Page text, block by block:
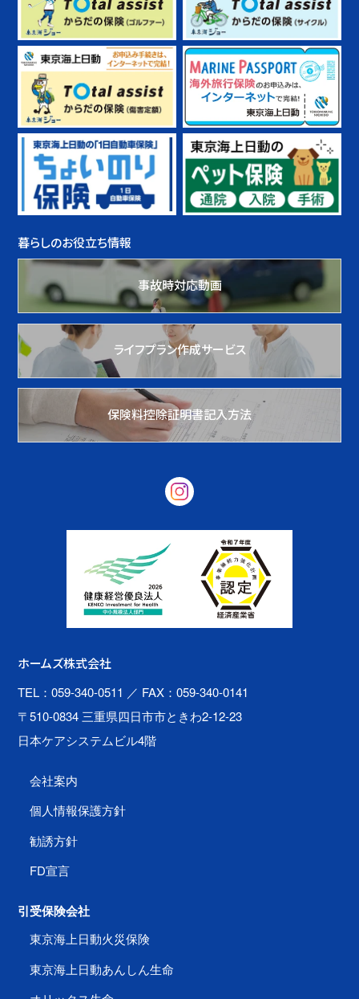
暮らしのお役立ち情報
事故時対応動画
ライフプラン作成サービス
保険料控除証明書記入方法
ホームズ株式会社
TEL：059-340-0511 ／ FAX：059-340-0141
〒510-0834 三重県四日市市ときわ2-12-23
日本ケアシステムビル4階
会社案内
個人情報保護方針
勧誘方針
FD宣言
引受保険会社
東京海上日動火災保険
東京海上日動あんしん生命